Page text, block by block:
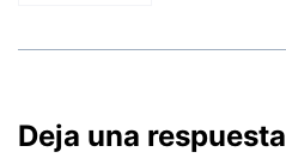
Deja una respuesta